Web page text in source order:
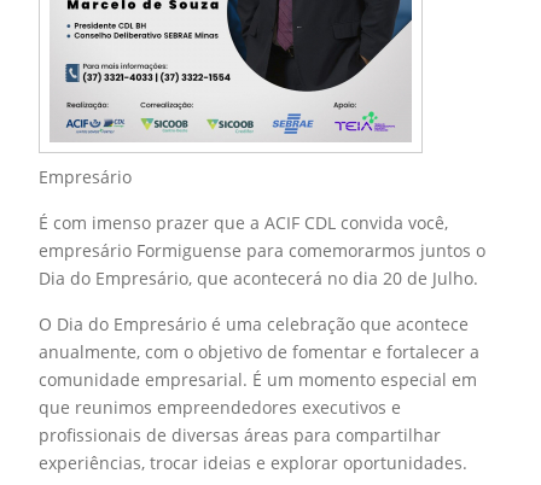
Empresário
É com imenso prazer que a ACIF CDL convida você,
empresário Formiguense para comemorarmos juntos o
Dia do Empresário, que acontecerá no dia 20 de Julho.
O Dia do Empresário é uma celebração que acontece
anualmente, com o objetivo de fomentar e fortalecer a
comunidade empresarial. É um momento especial em
que reunimos empreendedores executivos e
profissionais de diversas áreas para compartilhar
experiências, trocar ideias e explorar oportunidades.